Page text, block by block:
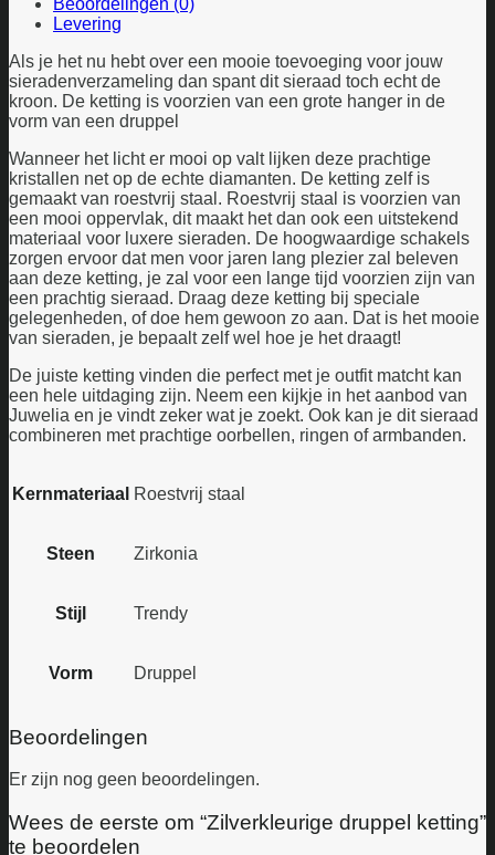
Levering
Als je het nu hebt over een mooie toevoeging voor jouw
sieradenverzameling dan spant dit sieraad toch echt de
kroon. De ketting is voorzien van een grote hanger in de
vorm van een druppel
Wanneer het licht er mooi op valt lijken deze prachtige
kristallen net op de echte diamanten. De ketting zelf is
gemaakt van roestvrij staal. Roestvrij staal is voorzien van
een mooi oppervlak, dit maakt het dan ook een uitstekend
materiaal voor luxere sieraden. De hoogwaardige schakels
zorgen ervoor dat men voor jaren lang plezier zal beleven
aan deze ketting, je zal voor een lange tijd voorzien zijn van
een prachtig sieraad. Draag deze ketting bij speciale
gelegenheden, of doe hem gewoon zo aan. Dat is het mooie
van sieraden, je bepaalt zelf wel hoe je het draagt!
De juiste ketting vinden die perfect met je outfit matcht kan
een hele uitdaging zijn. Neem een kijkje in het aanbod van
Juwelia en je vindt zeker wat je zoekt. Ook kan je dit sieraad
combineren met prachtige oorbellen, ringen of armbanden.
Kernmateriaal Roestvrij staal
Steen Zirkonia
Stijl Trendy
Vorm Druppel
Beoordelingen
Er zijn nog geen beoordelingen.
Wees de eerste om “Zilverkleurige druppel ketting”
te beoordelen